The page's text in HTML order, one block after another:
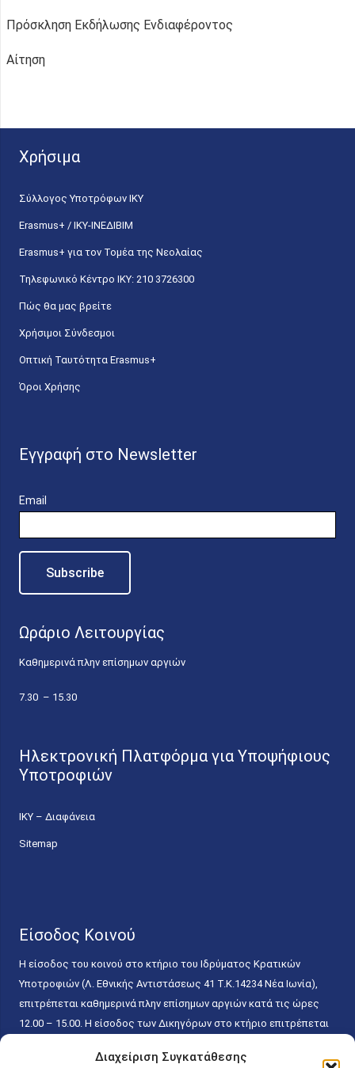
Διαχείριση Συγκατάθεσης
Πρόσκληση Εκδήλωσης Ενδιαφέροντος
Αίτηση
Χρήσιμα
Σύλλογος Υποτρόφων ΙΚΥ
Erasmus+ / ΙΚΥ-ΙΝΕΔΙΒΙΜ
Erasmus+ για τον Τομέα της Νεολαίας
Τηλεφωνικό Κέντρο IKY: 210 3726300
Πώς θα μας βρείτε
Χρήσιμοι Σύνδεσμοι
Οπτική Ταυτότητα Erasmus+
Όροι Χρήσης
Εγγραφή στο Newsletter
Email
Ωράριο Λειτουργίας
Καθημερινά πλην επίσημων αργιών
7.30 – 15.30
Ηλεκτρονική Πλατφόρμα για Υποψήφιους
Υποτροφιών
ΙΚΥ – Διαφάνεια
Sitemap
Είσοδος Κοινού
Η είσοδος του κοινού στο κτήριο του Ιδρύματος Κρατικών
Υποτροφιών (Λ. Εθνικής Αντιστάσεως 41 T.K.14234 Νέα Ιωνία),
επιτρέπεται καθημερινά πλην επίσημων αργιών κατά τις ώρες
12.00 – 15.00. Η είσοδος των Δικηγόρων στο κτήριο επιτρέπεται
κάθε εργάσιμη ημέρα και ώρα χωρίς κανέναν χρονικό ή άλλο